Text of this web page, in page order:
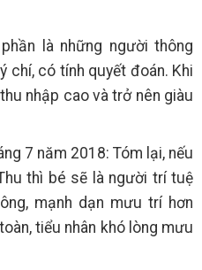
là những người thông
chí, có tính quyết đoán. Khi
nhập cao và trở nên giàu
7 năm 2018: Tóm lại, nếu
thì bé sẽ là người trí tuệ
mạnh dạn mưu trí hơn
tiểu nhân khó lòng mưu